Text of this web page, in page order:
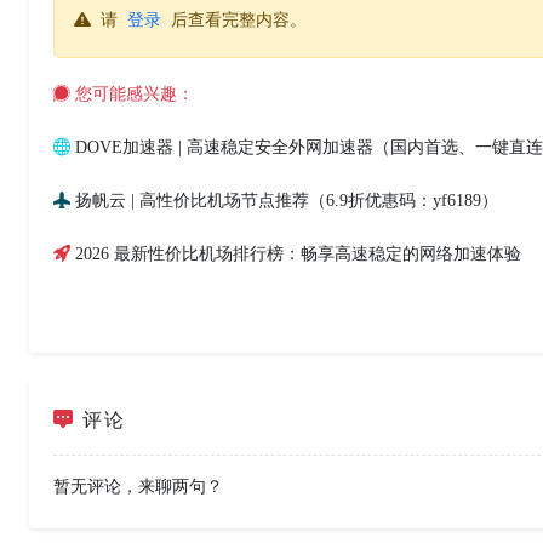
请 登录 后查看完整内容。
您可能感兴趣：
DOVE加速器 | 高速稳定安全外网加速器（国内首选、一键直
扬帆云 | 高性价比机场节点推荐（6.9折优惠码：yf6189）
2026 最新性价比机场排行榜：畅享高速稳定的网络加速体验
评论
暂无评论，来聊两句？